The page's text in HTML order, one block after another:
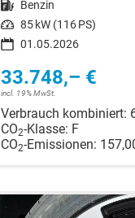
Kraftstoff Benzin
Leistung 85 kW (116 PS)
01.05.2026
33.748,– €
incl. 19% MwSt.
Verbrauch kombiniert:
CO2-Klasse: F
CO2-Emissionen: